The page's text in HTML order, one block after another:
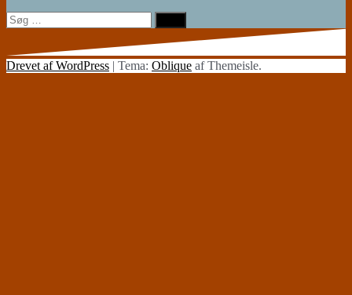
Søg
efter:
Drevet af WordPress | Tema: Oblique af Themeisle.